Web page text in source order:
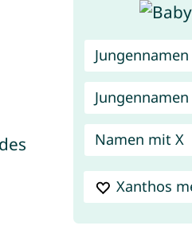
Jungennamen
Namen mit X
Xanthos